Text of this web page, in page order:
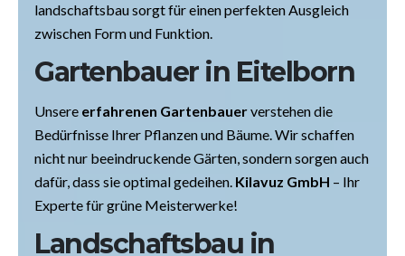
landschaftsbau sorgt für einen perfekten Ausgleich
zwischen Form und Funktion.
Gartenbauer in Eitelborn
Unsere erfahrenen Gartenbauerverstehen die
Bedürfnisse Ihrer Pflanzen und Bäume. Wir schaffen
nicht nur beeindruckende Gärten, sondern sorgen auch
dafür, dass sie optimal gedeihen. Kilavuz GmbH – Ihr
Experte für grüne Meisterwerke!
Landschaftsbau in